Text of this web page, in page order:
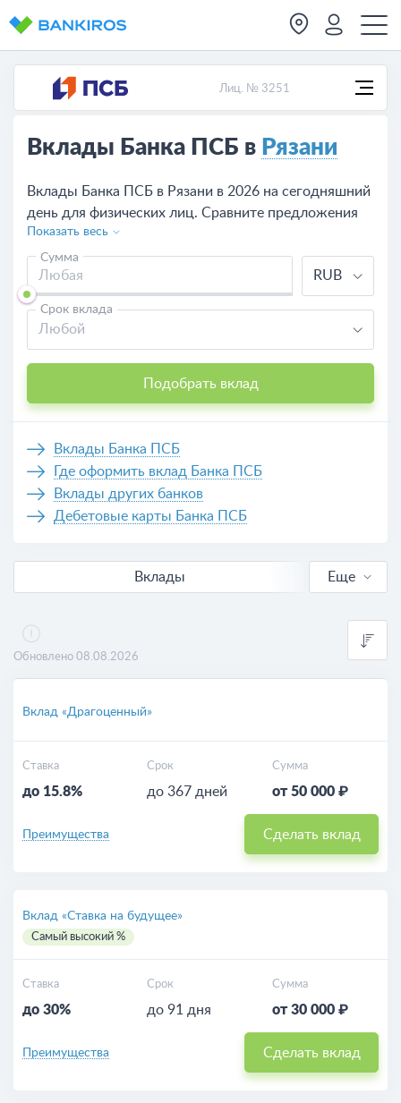
Лиц. № 3251
Вклады Банка ПСБ в Рязани
Вклады Банка ПСБ в Рязани в 2026 на сегодняшний
день для физических лиц. Сравните предложения
по вкладам в Банке ПСБ, рассчитайте доходность
калькулятором, оформите депозит на сайте или в
одно из отделений банка в Рязани.
Показать весь
Сумма
RUB
Срок вклада
Любой
Подобрать вклад
Вклады Банка ПСБ
Где оформить вклад Банка ПСБ
Вклады других банков
Дебетовые карты Банка ПСБ
Вклады
Еще
Обновлено 08.08.2026
Вклад «Драгоценный»
Ставка
до 15.8%
Срок
до 367 дней
Сумма
от 50 000 ₽
Преимущества Сделать вклад
Вклад «Ставка на будущее»
Самый высокий %
Ставка
до 30%
Срок
до 91 дня
Сумма
от 30 000 ₽
Преимущества Сделать вклад